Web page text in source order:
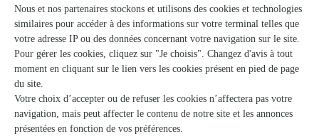
38, rue Couesnon
Voir la boutique